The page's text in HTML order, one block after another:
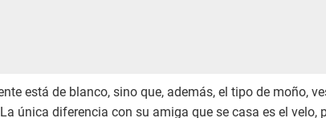
está de blanco, sino que, además, el tipo de moño,
única diferencia con su amiga que se casa es el velo,